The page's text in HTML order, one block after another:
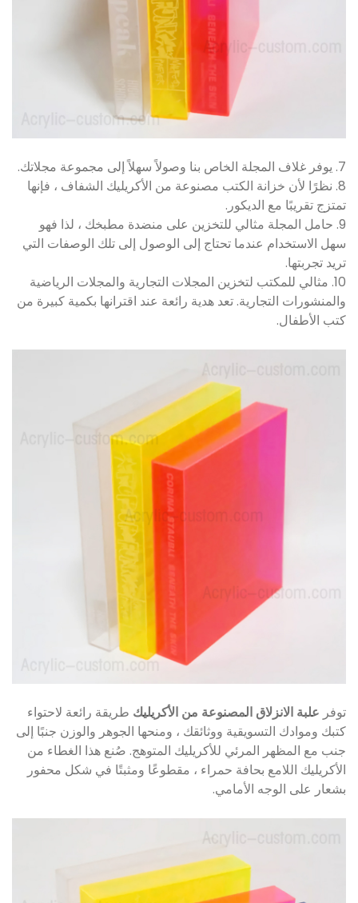
7. يوفر غلاف المجلة الخاص بنا وصولاً سهلاً إلى مجموعة مجلاتك.
8. نظرًا لأن خزانة الكتب مصنوعة من الأكريليك الشفاف ، فإنها
تمتزج تقريبًا مع الديكور.
9. حامل المجلة مثالي للتخزين على منضدة مطبخك ، لذا فهو
سهل الاستخدام عندما تحتاج إلى الوصول إلى تلك الوصفات التي
تريد تجربتها.
10. مثالي للمكتب لتخزين المجلات التجارية والمجلات الرياضية
والمنشورات التجارية. تعد هدية رائعة عند اقترانها بكمية كبيرة من
كتب الأطفال.
توفر علبة الانزلاق المصنوعة من الأكريليك طريقة رائعة لاحتواء
كتبك وموادك التسويقية ووثائقك ، ومنحها الجوهر والوزن جنبًا إلى
جنب مع المظهر المرئي للأكريليك المتوهج. صُنع هذا الغطاء من
الأكريليك اللامع بحافة حمراء ، مقطوعًا ومثبتًا في شكل محفور
بشعار على الوجه الأمامي.